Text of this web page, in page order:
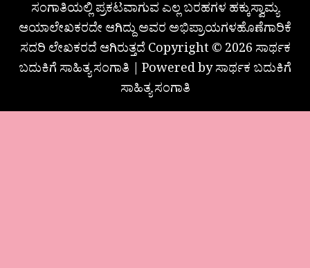
ಸಂಗಾತಿಯಲ್ಲಿ ಪ್ರಕಟವಾಗುವ ಎಲ್ಲ ಬರಹಗಳ ಹಕ್ಕುಸ್ವಾಮ್ಯ
ಆಯಾಲೇಖಕರದೇ ಆಗಿದ್ದು ಅವರ ಅಭಿಪ್ರಾಯಗಳಹೊಣೆಗಾರಿಕೆ
ಸದರಿ ಲೇಖಕರದೆ ಆಗಿರುತ್ತದೆ Copyright © 2026 ಸಾರ್ಥಕ
ಬದುಕಿಗೆ ಸಾಹಿತ್ಯ ಸಂಗಾತಿ | Powered by ಸಾರ್ಥಕ ಬದುಕಿಗೆ
ಸಾಹಿತ್ಯ ಸಂಗಾತಿ